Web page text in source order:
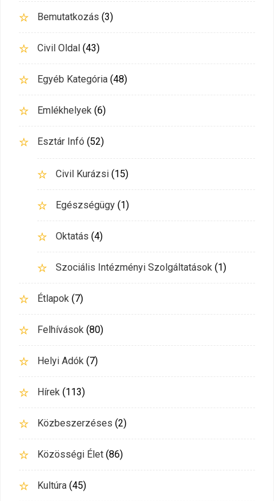
Bemutatkozás (3)
Civil Oldal (43)
Egyéb Kategória (48)
Emlékhelyek (6)
Esztár Infó (52)
Civil Kurázsi (15)
Egészségügy (1)
Oktatás (4)
Szociális Intézményi Szolgáltatások (1)
Étlapok (7)
Felhívások (80)
Helyi Adók (7)
Hírek (113)
Közbeszerzéses (2)
Közösségi Élet (86)
Kultúra (45)